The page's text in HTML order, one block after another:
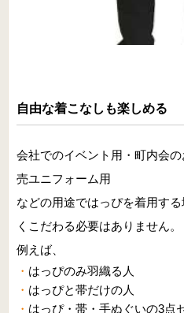
自由な着こなしも楽しめる
会社でのイベント用・町内会
売ユニフォーム用
などの用途ではっぴを着用す
くこだわる必要はありません。
例えば、
はっぴのみ羽織る人
はっぴと帯だけの人
はっぴ・帯・手ぬぐいの3点